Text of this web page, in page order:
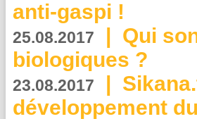
anti-gaspi !
25.08.2017 | Qui
biologiques ?
23.08.2017 |
développement